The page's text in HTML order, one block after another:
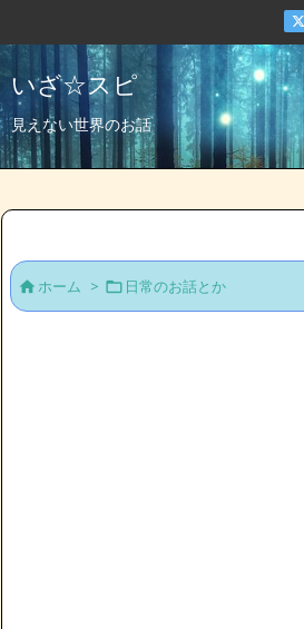
いざ☆スピ
見えない世界のお話
ホーム >  日常のお話とか